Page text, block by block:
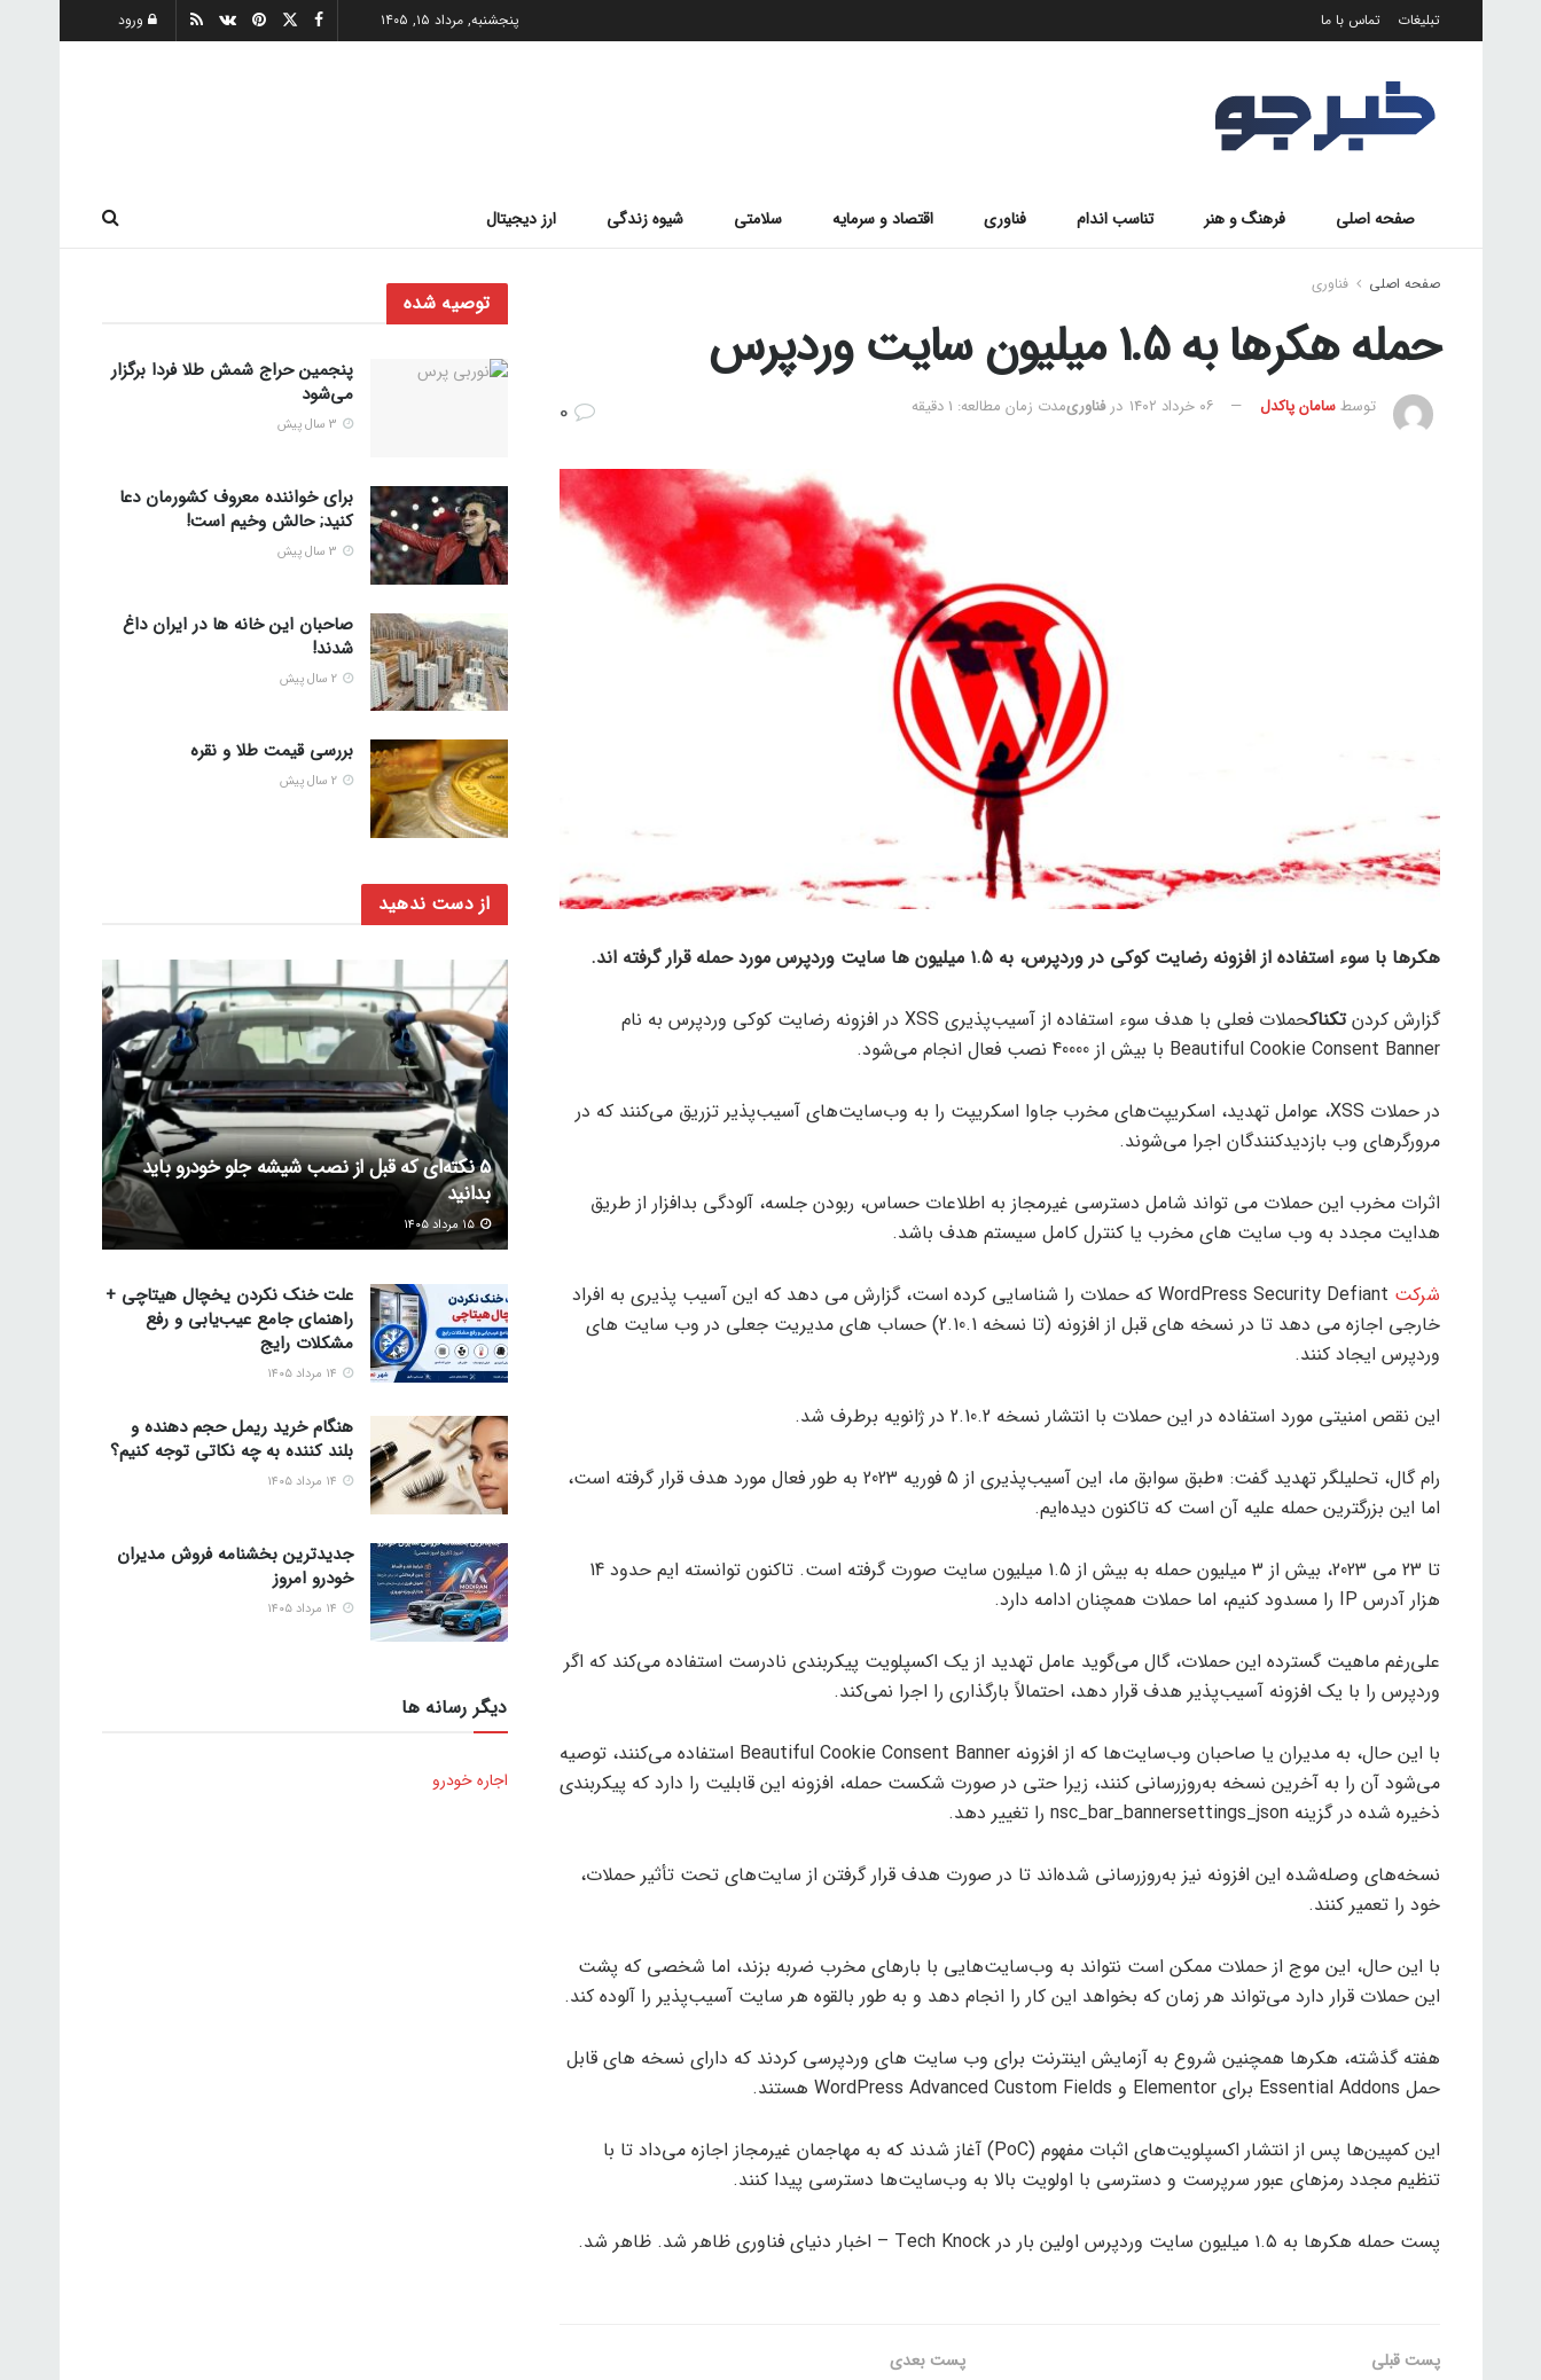
تبلیغات تماس با ما پنجشنبه, مرداد ۱۵, ۱۴۰۵ ورود
صفحه اصلی فرهنگ و هنر تناسب اندام فناوری اقتصاد و سرمایه سلامتی شیوه زندگی ارز دیجیتال
صفحه اصلی فناوری
حمله هکرها به 1.5 میلیون سایت وردپرس
توسط سامان پاکدل ۰۶ خرداد ۱۴۰۲ در فناوریمدت زمان مطالعه: 1 دقیقه
هکرها با سوء استفاده از افزونه رضایت کوکی در وردپرس، به۱.۵ میلیون ها سایت وردپرس مورد حمله قرار گرفته اند.
گزارش کردنتکناک
حملات فعلی با هدف سوء استفاده از آسیب‌پذیری XSS در افزونه رضایت کوکی وردپرس به نام
Beautiful Cookie Consent Banner با بیش از 40000 نصب فعال انجام می‌شود.
در حملات XSS، عوامل تهدید، اسکریپت‌های مخرب جاوا اسکریپت را به وب‌سایت‌های آسیب‌پذیر تزریق می‌کنند که در
مرورگرهای وب بازدیدکنندگان اجرا می‌شوند.
اثرات مخرب این حملات می تواند شامل دسترسی غیرمجاز به اطلاعات حساس، ربودن جلسه، آلودگی بدافزار از طریق
هدایت مجدد به وب سایت های مخرب یا کنترل کامل سیستم هدف باشد.
شرکت
WordPress Security Defiant که حملات را شناسایی کرده است، گزارش می دهد که این آسیب پذیری به افراد
خارجی اجازه می دهد تا در نسخه های قبل از افزونه (تا نسخه 2.10.1) حساب های مدیریت جعلی در وب سایت های
وردپرس ایجاد کنند.
این نقص امنیتی مورد استفاده در این حملات با انتشار نسخه 2.10.2 در ژانویه برطرف شد.
رام گال، تحلیلگر تهدید گفت: «طبق سوابق ما، این آسیب‌پذیری از 5 فوریه 2023 به طور فعال مورد هدف قرار گرفته است،
اما این بزرگترین حمله علیه آن است که تاکنون دیده‌ایم.
تا 23 می 2023، بیش از 3 میلیون حمله به بیش از 1.5 میلیون سایت صورت گرفته است. تاکنون توانسته ایم حدود 14
هزار آدرس IP را مسدود کنیم، اما حملات همچنان ادامه دارد.
علی‌رغم ماهیت گسترده این حملات، گال می‌گوید عامل تهدید از یک اکسپلویت پیکربندی نادرست استفاده می‌کند که اگر
وردپرس را با یک افزونه آسیب‌پذیر هدف قرار دهد، احتمالاً بارگذاری را اجرا نمی‌کند.
با این حال، به مدیران یا صاحبان وب‌سایت‌ها که از افزونه Beautiful Cookie Consent Banner استفاده می‌کنند، توصیه
می‌شود آن را به آخرین نسخه به‌روزرسانی کنند، زیرا حتی در صورت شکست حمله، افزونه این قابلیت را دارد که پیکربندی
ذخیره شده در گزینه nsc_bar_bannersettings_json را تغییر دهد.
نسخه‌های وصله‌شده این افزونه نیز به‌روزرسانی شده‌اند تا در صورت هدف قرار گرفتن از سایت‌های تحت تأثیر حملات،
خود را تعمیر کنند.
با این حال، این موج از حملات ممکن است نتواند به وب‌سایت‌هایی با بارهای مخرب ضربه بزند، اما شخصی که پشت
این حملات قرار دارد می‌تواند هر زمان که بخواهد این کار را انجام دهد و به طور بالقوه هر سایت آسیب‌پذیر را آلوده کند.
هفته گذشته، هکرها همچنین شروع به آزمایش اینترنت برای وب سایت های وردپرسی کردند که دارای نسخه های قابل
حمل Essential Addons برای Elementor و WordPress Advanced Custom Fields هستند.
این کمپین‌ها پس از انتشار اکسپلویت‌های اثبات مفهوم (PoC) آغاز شدند که به مهاجمان غیرمجاز اجازه می‌داد تا با
تنظیم مجدد رمزهای عبور سرپرست و دسترسی با اولویت بالا به وب‌سایت‌ها دسترسی پیدا کنند.
پست حمله هکرها به ۱.۵ میلیون سایت وردپرس اولین بار در Tech Knock – اخبار دنیای فناوری ظاهر شد. ظاهر شد.
پست قبلی پست‌ بعدی
توصیه شده
پنجمین حراج شمش طلا فردا برگزار
می‌شود
برای خواننده معروف کشورمان دعا
کنید; حالش وخیم است!
صاحبان این خانه ها در ایران داغ
شدند!
2 سال پیش
بررسی قیمت طلا و نقره
2 سال پیش
از دست ندهید
5 نکته‌ای که قبل از نصب شیشه جلو خودرو باید
بدانید
۱۵ مرداد ۱۴۰۵
علت خنک نکردن یخچال هیتاچی +
راهنمای جامع عیب‌یابی و رفع
مشکلات رایج
هنگام خرید ریمل حجم دهنده و
بلند کننده به چه نکاتی توجه کنیم؟
جدیدترین بخشنامه فروش مدیران
خودرو امروز
دیگر رسانه ها
اجاره خودرو